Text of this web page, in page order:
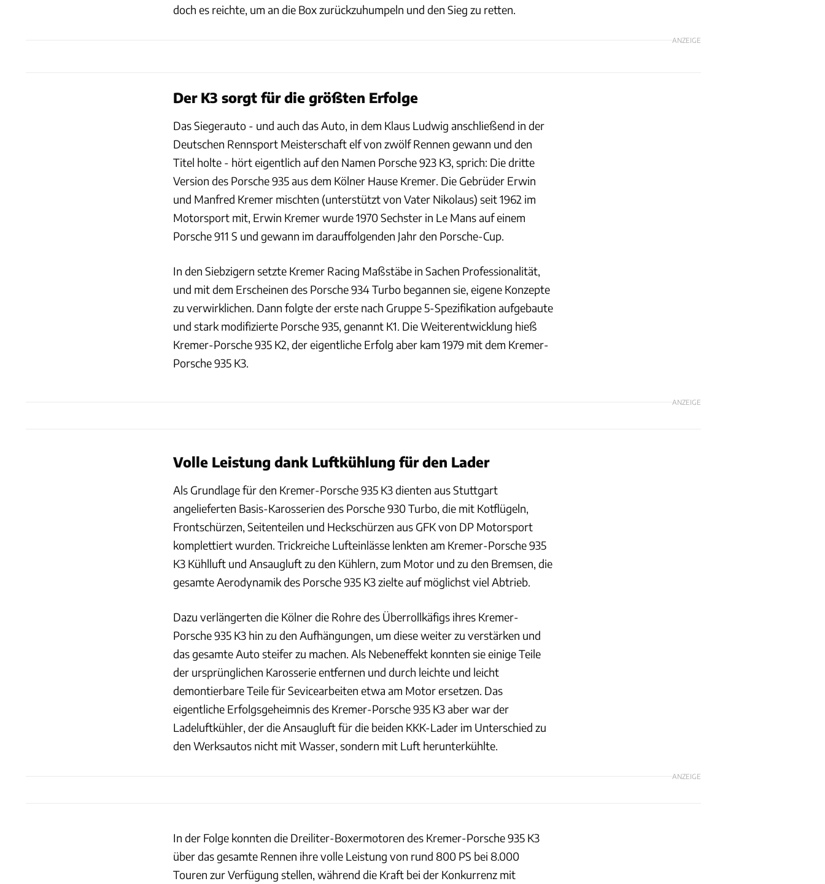
doch es reichte, um an die Box zurückzuhumpeln und den Sieg zu retten.
ANZEIGE
Der K3 sorgt für die größten Erfolge
Das Siegerauto - und auch das Auto, in dem Klaus Ludwig anschließend in der
Deutschen Rennsport Meisterschaft elf von zwölf Rennen gewann und den
Titel holte - hört eigentlich auf den Namen Porsche 923 K3, sprich: Die dritte
Version des Porsche 935 aus dem Kölner Hause Kremer. Die Gebrüder Erwin
und Manfred Kremer mischten (unterstützt von Vater Nikolaus) seit 1962 im
Motorsport mit, Erwin Kremer wurde 1970 Sechster in Le Mans auf einem
Porsche 911 S und gewann im darauffolgenden Jahr den Porsche-Cup.
In den Siebzigern setzte Kremer Racing Maßstäbe in Sachen Professionalität,
und mit dem Erscheinen des Porsche 934 Turbo begannen sie, eigene Konzepte
zu verwirklichen. Dann folgte der erste nach Gruppe 5-Spezifikation aufgebaute
und stark modifizierte Porsche 935, genannt K1. Die Weiterentwicklung hieß
Kremer-Porsche 935 K2, der eigentliche Erfolg aber kam 1979 mit dem Kremer-
Porsche 935 K3.
ANZEIGE
Volle Leistung dank Luftkühlung für den Lader
Als Grundlage für den Kremer-Porsche 935 K3 dienten aus Stuttgart
angelieferten Basis-Karosserien des Porsche 930 Turbo, die mit Kotflügeln,
Frontschürzen, Seitenteilen und Heckschürzen aus GFK von DP Motorsport
komplettiert wurden. Trickreiche Lufteinlässe lenkten am Kremer-Porsche 935
K3 Kühlluft und Ansaugluft zu den Kühlern, zum Motor und zu den Bremsen, die
gesamte Aerodynamik des Porsche 935 K3 zielte auf möglichst viel Abtrieb.
Dazu verlängerten die Kölner die Rohre des Überrollkäfigs ihres Kremer-
Porsche 935 K3 hin zu den Aufhängungen, um diese weiter zu verstärken und
das gesamte Auto steifer zu machen. Als Nebeneffekt konnten sie einige Teile
der ursprünglichen Karosserie entfernen und durch leichte und leicht
demontierbare Teile für Sevicearbeiten etwa am Motor ersetzen. Das
eigentliche Erfolgsgeheimnis des Kremer-Porsche 935 K3 aber war der
Ladeluftkühler, der die Ansaugluft für die beiden KKK-Lader im Unterschied zu
den Werksautos nicht mit Wasser, sondern mit Luft herunterkühlte.
ANZEIGE
In der Folge konnten die Dreiliter-Boxermotoren des Kremer-Porsche 935 K3
über das gesamte Rennen ihre volle Leistung von rund 800 PS bei 8.000
Touren zur Verfügung stellen, während die Kraft bei der Konkurrenz mit